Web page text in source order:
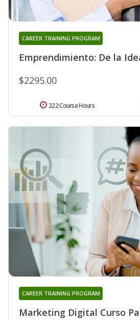
Emprendimiento: De la
CAREER TRAINING PROGRAM
$2295.00
222 Course Hours
Marketing Digital Curso
CAREER TRAINING PROGRAM